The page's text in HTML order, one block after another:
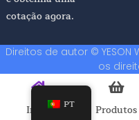
cotação agora.
Direitos de autor © YESON
os
Início Produtos
PT